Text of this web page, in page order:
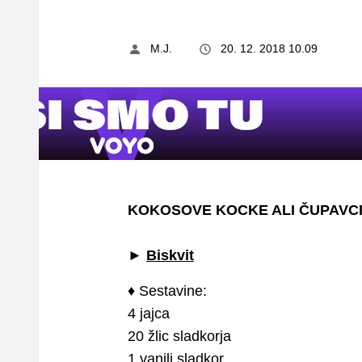
M.J. 20. 12. 2018 10.09
KOKOSOVE KOCKE ALI ČUPAVCI
► Biskvit
♦ Sestavine:
4 jajca
20 žlic sladkorja